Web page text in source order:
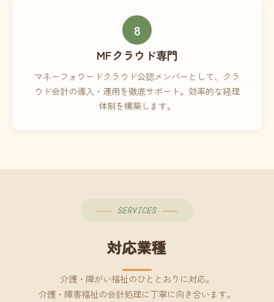
8
MFクラウド専門
マネーフォワードクラウド公認メンバーとして、クラ
ウド会計の導入・運用を徹底サポート。効率的な経理
体制を構築します。
SERVICES
対応業種
介護・障がい福祉のひととおりに対応。
介護・障害福祉の会計処理に丁寧に向き合います。